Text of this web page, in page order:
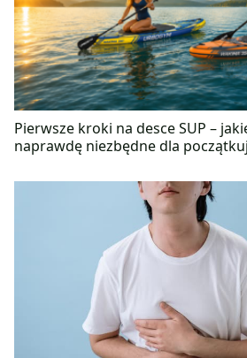
Pierwsze kroki na desce SUP –
naprawdę niezbędne dla